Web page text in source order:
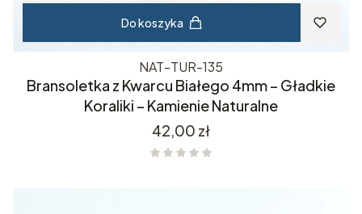
Do koszyka
NAT-TUR-135
Bransoletka z Kwarcu Białego 4mm – Gładkie
Koraliki – Kamienie Naturalne
Cena
42,00 zł